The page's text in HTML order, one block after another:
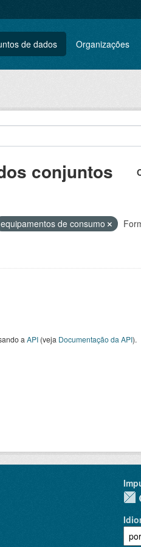
de dados Organizações
conjuntos
equipamentos de consumo
a API(veja Documentação da API).